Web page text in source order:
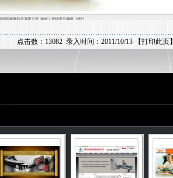
点击数：13082 录入时间：2011/10/13 【打印此页